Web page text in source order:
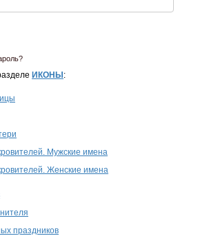
ИКОНЫ :
Мужские имена
Женские имена
праздников